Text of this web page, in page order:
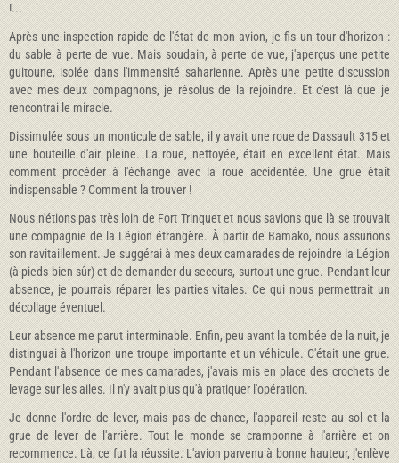
!...
Après une inspection rapide de l'état de mon avion, je fis un tour d'hori­zon :
du sable à perte de vue. Mais soudain, à perte de vue, j'aperçus une petite
guitoune, isolée dans l'immensité saharienne. Après une petite dis­cussion
avec mes deux compagnons, je résolus de la rejoindre. Et c'est là que je
rencontrai le miracle.
Dissimulée sous un monticule de sable, il y avait une roue de Dassault 315 et
une bouteille d'air pleine. La roue, net­toyée, était en excellent état. Mais
comment procéder à l'échange avec la roue accidentée. Une grue était
indispensable ? Comment la trouver !
Nous n'étions pas très loin de Fort Trinquet et nous savions que là se trouvait
une compagnie de la Légion étrangère. À partir de Bamako, nous assurions
son ravitaillement. Je suggérai à mes deux camarades de rejoindre la Légion
(à pieds bien sûr) et de demander du secours, surtout une grue. Pendant leur
absence, je pourrais réparer les parties vitales. Ce qui nous permettrait un
décollage éventuel.
Leur absence me parut interminable. Enfin, peu avant la tombée de la nuit, je
distinguai à l'horizon une troupe importante et un véhicule. C'était une grue.
Pendant l'absence de mes camarades, j'avais mis en place des crochets de
levage sur les ailes. Il n'y avait plus qu'à pratiquer l'opération.
Je donne l'ordre de lever, mais pas de chance, l'appareil reste au sol et la
grue de lever de l'arrière. Tout le monde se cramponne à l'arrière et on
recommence. Là, ce fut la réussite. L'avion parvenu à bonne hauteur, j'enlève